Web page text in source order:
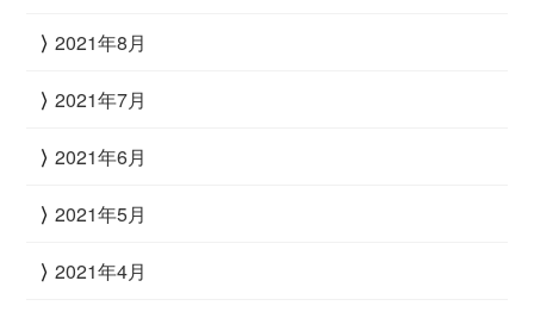
2021年8月
2021年7月
2021年6月
2021年5月
2021年4月